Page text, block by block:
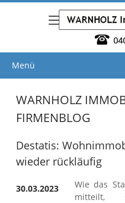
Menü
WARNHOLZ
FIRMENBLOG
Destatis:
wieder rückläufig
30.03.2023
Wie das